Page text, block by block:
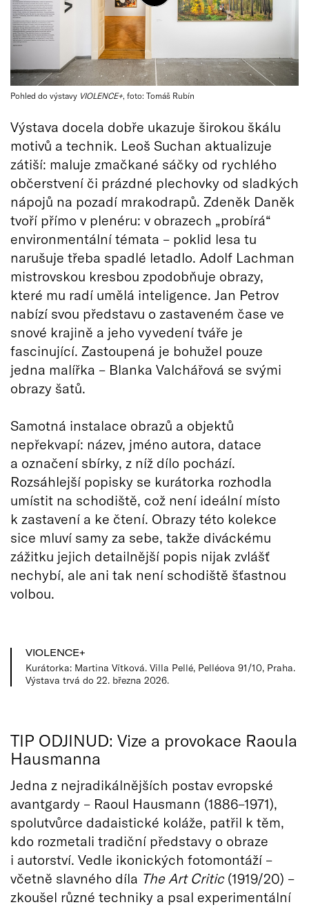
Pohled do výstavy VIOLENCE+, foto: Tomáš Rubín
Výstava docela dobře ukazuje širokou škálu
motivů a technik. Leoš Suchan aktualizuje
zátiší: maluje zmačkané sáčky od rychlého
občerstvení či prázdné plechovky od sladkých
nápojů na pozadí mrakodrapů. Zdeněk Daněk
tvoří přímo v plenéru: v obrazech „probírá“
environmentální témata – poklid lesa tu
narušuje třeba spadlé letadlo. Adolf Lachman
mistrovskou kresbou zpodobňuje obrazy,
které mu radí umělá inteligence. Jan Petrov
nabízí svou představu o zastaveném čase ve
snové krajině a jeho vyvedení tváře je
fascinující. Zastoupená je bohužel pouze
jedna malířka – Blanka Valchářová se svými
obrazy šatů.
Samotná instalace obrazů a objektů
nepřekvapí: název, jméno autora, datace
a označení sbírky, z níž dílo pochází.
Rozsáhlejší popisky se kurátorka rozhodla
umístit na schodiště, což není ideální místo
k zastavení a ke čtení. Obrazy této kolekce
sice mluví samy za sebe, takže diváckému
zážitku jejich detailnější popis nijak zvlášť
nechybí, ale ani tak není schodiště šťastnou
volbou.
VIOLENCE+
Kurátorka: Martina Vítková. Villa Pellé, Pelléova 91/10, Praha.
Výstava trvá do 22. března 2026.
TIP ODJINUD: Vize a provokace Raoula
Hausmanna
Jedna z nejradikálnějších postav evropské
avantgardy – Raoul Hausmann (1886–1971),
spolutvůrce dadaistické koláže, patřil k těm,
kdo rozmetali tradiční představy o obraze
i autorství. Vedle ikonických fotomontáží –
včetně slavného díla The Art Critic(1919/20) –
zkoušel různé techniky a psal experimentální